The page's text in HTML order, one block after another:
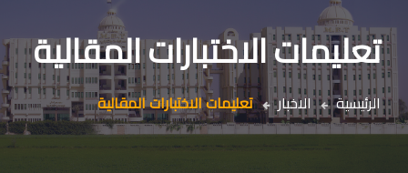
تعليمات الاختبارات المقالية
الرئيسية الاخبار تعليمات الاختبارات المقالية